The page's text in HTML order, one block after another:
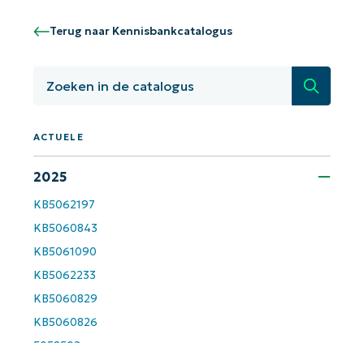
Terug naar Kennisbankcatalogus
Zoeken
ACTUELE
2025
KB5062197
KB5060843
KB5061090
KB5062233
KB5060829
KB5060826
gestuurde KB-analyses!
number*
Land
Company
name*